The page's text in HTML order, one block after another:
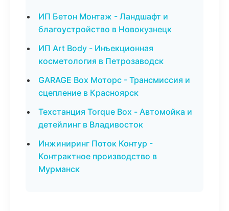
ИП Бетон Монтаж - Ландшафт и
благоустройство в Новокузнецк
ИП Art Body - Инъекционная
косметология в Петрозаводск
GARAGE Box Моторс - Трансмиссия и
сцепление в Красноярск
Техстанция Torque Box - Автомойка и
детейлинг в Владивосток
Инжиниринг Поток Контур -
Контрактное производство в
Мурманск